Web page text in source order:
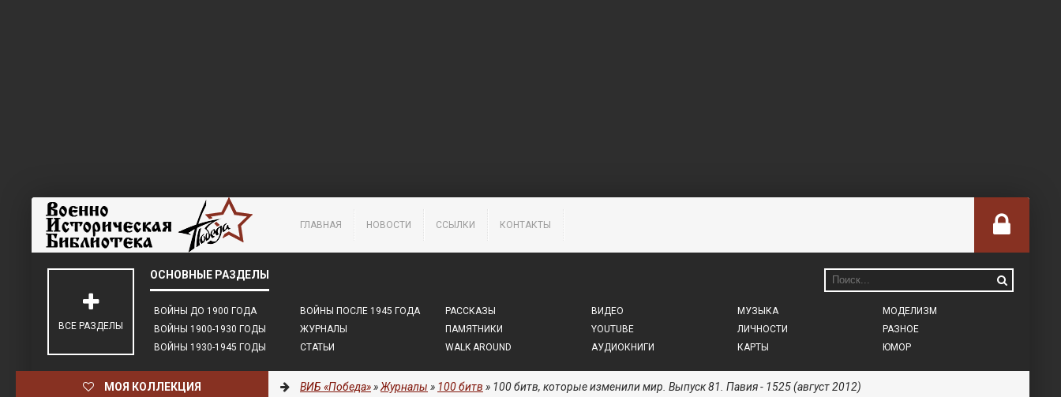
ГЛАВНАЯ НОВОСТИ ССЫЛКИ КОНТАКТЫ
ВОЙНЫ ДО 1900 ГОДА
ВОЙНЫ 1900-1930 ГОДЫ
ВОЙНЫ 1930-1945 ГОДЫ
ВОЙНЫ ПОСЛЕ 1945 ГОДА
ЖУРНАЛЫ
СТАТЬИ
РАССКАЗЫ
ПАМЯТНИКИ
WALK AROUND
ВИДЕО
YOUTUBE
АУДИОКНИГИ
МУЗЫКА
ЛИЧНОСТИ
КАРТЫ
МОДЕЛИЗМ
РАЗНОЕ
ЮМОР
ВСЕ РАЗДЕЛЫ
МОЯ КОЛЛЕКЦИЯ ВИБ «Победа»»Журналы » 100 битв » 100 битв, которые изменили мир. Выпуск 81. Павия - 1525 (август 2012)